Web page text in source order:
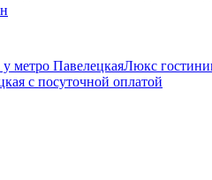
метро ПавелецкаяЛюкс
c посуточной оплатой